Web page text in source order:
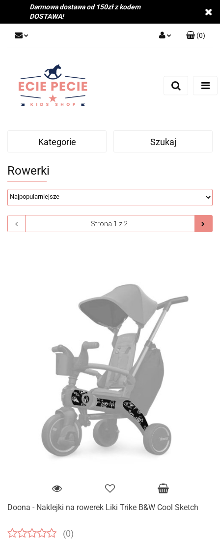
Darmowa dostawa od 150zł z kodem
DOSTAWA!
(0)
Kategorie Szukaj
Rowerki
Doona - Naklejki na rowerek Liki Trike B&W Cool Sketch
(0)